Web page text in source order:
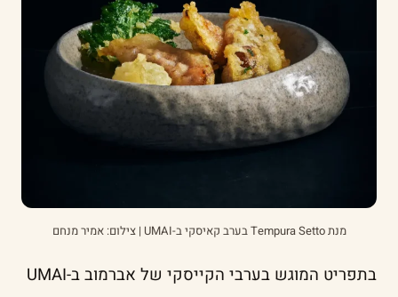
מנת Tempura Setto בערב קאיסקי ב-UMAI | צילום: אמיר מנחם
בתפריט המוגש בערבי הקייסקי של אברמוב ב-UMAI